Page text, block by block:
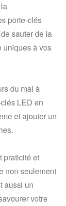
porte-clés
sauter de la
uniques à vos
du mal à
LED en
et ajouter un
praticité et
non seulement
aussi un
votre